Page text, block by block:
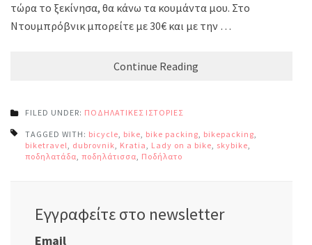
τώρα το ξεκίνησα, θα κάνω τα κουμάντα μου. Στο
Ντουμπρόβνικ μπορείτε με 30€ και με την …
Continue Reading
FILED UNDER: ΠΟΔΗΛΑΤΙΚΕΣ ΙΣΤΟΡΙΕΣ
TAGGED WITH: bicycle, bike, bike packing, bikepacking,
biketravel, dubrovnik, Kratia, Lady on a bike, skybike,
ποδηλατάδα, ποδηλάτισσα, Ποδήλατο
Εγγραφείτε στο newsletter
Email